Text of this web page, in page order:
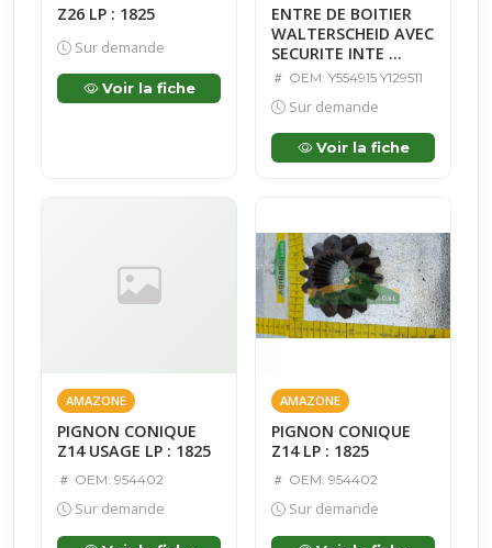
Z26 LP : 1825
Sur demande
Voir la fiche
ENTRE DE BOITIER
WALTERSCHEID AVEC
SECURITE INTE ...
OEM: Y554915 Y129511
Sur demande
Voir la fiche
AMAZONE
PIGNON CONIQUE
Z14 USAGE LP : 1825
OEM: 954402
Sur demande
AMAZONE
PIGNON CONIQUE
Z14 LP : 1825
OEM: 954402
Sur demande